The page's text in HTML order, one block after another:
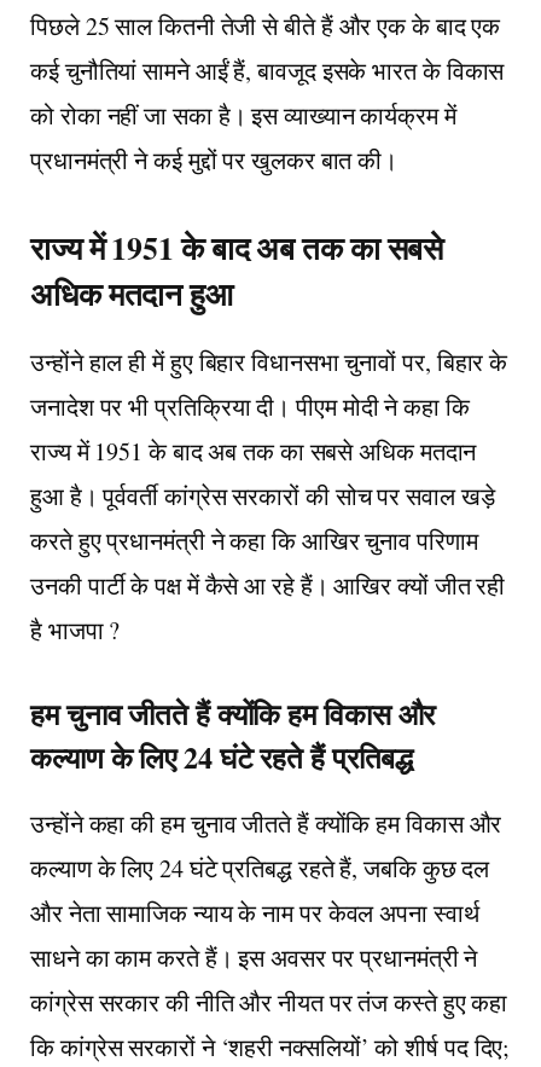
पिछले 25 साल कितनी तेजी से बीते हैं और एक के बाद एक
कई चुनौतियां सामने आईं हैं, बावजूद इसके भारत के विकास
को रोका नहीं जा सका है। इस व्याख्यान कार्यक्रम में
प्रधानमंत्री ने कई मुद्दों पर खुलकर बात की।
राज्य में 1951 के बाद अब तक का सबसे
अधिक मतदान हुआ
उन्होंने हाल ही में हुए बिहार विधानसभा चुनावों पर, बिहार के
जनादेश पर भी प्रतिक्रिया दी। पीएम मोदी ने कहा कि
राज्य में 1951 के बाद अब तक का सबसे अधिक मतदान
हुआ है। पूर्ववर्ती कांग्रेस सरकारों की सोच पर सवाल खड़े
करते हुए प्रधानमंत्री ने कहा कि आखिर चुनाव परिणाम
उनकी पार्टी के पक्ष में कैसे आ रहे हैं। आखिर क्यों जीत रही
है भाजपा ?
हम चुनाव जीतते हैं क्योंकि हम विकास और
कल्याण के लिए 24 घंटे रहते हैं प्रतिबद्ध
उन्होंने कहा की हम चुनाव जीतते हैं क्योंकि हम विकास और
कल्याण के लिए 24 घंटे प्रतिबद्ध रहते हैं, जबकि कुछ दल
और नेता सामाजिक न्याय के नाम पर केवल अपना स्वार्थ
साधने का काम करते हैं। इस अवसर पर प्रधानमंत्री ने
कांग्रेस सरकार की नीति और नीयत पर तंज कस्ते हुए कहा
कि कांग्रेस सरकारों ने ‘शहरी नक्सलियों’ को शीर्ष पद दिए;